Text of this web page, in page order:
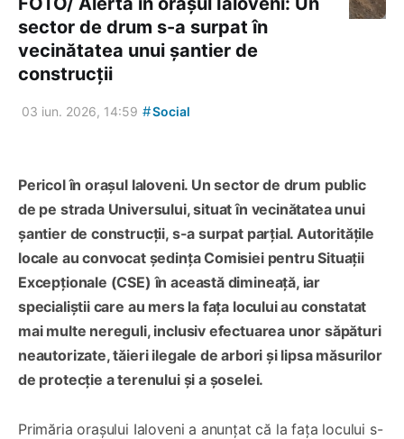
sector de drum s-a surpat în
vecinătatea unui șantier de
construcții
03 iun. 2026, 14:59 #Social
Pericol în orașul Ialoveni. Un sector de drum public
de pe strada Universului, situat în vecinătatea unui
șantier de construcții, s-a surpat parțial. Autoritățile
locale au convocat ședința Comisiei pentru Situații
Excepționale (CSE) în această dimineață, iar
specialiștii care au mers la fața locului au constatat
mai multe nereguli, inclusiv efectuarea unor săpături
neautorizate, tăieri ilegale de arbori și lipsa măsurilor
de protecție a terenului și a șoselei.
Primăria orașului Ialoveni a anunțat că la fața locului s-